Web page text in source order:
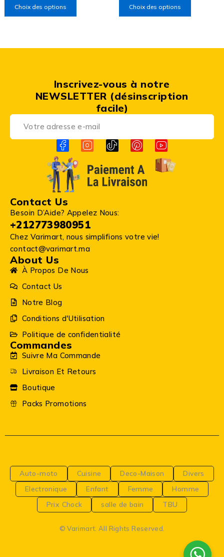
Choix des options Choix des options
Contact Us
Besoin D’Aide? Appelez Nous:
+212773980951
Chez Varimart, nous simplifions votre vie!
contact@varimart.ma
About Us
À Propos De Nous
Contact Us
Notre Blog
Conditions d'Utilisation
Politique de confidentialité
Commandes
Suivre Ma Commande
Livraison Et Retours
Boutique
Packs Promotions
Inscrivez-vous à notre
NEWSLETTER (désinscription
facile)
Auto-moto Cuisine Deco-Maison
Divers
Electronique
Enfant Femme
Homme
Prix Chock
salle de bain TBU
© Varimart. All Rights Reserved.